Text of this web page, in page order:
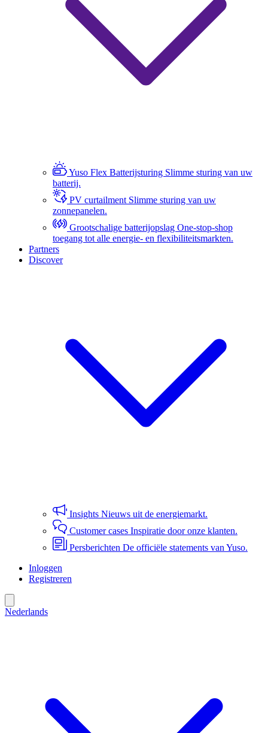
Yuso Flex Batterijsturing Slimme sturing van uw
batterij.
PV curtailment Slimme sturing van uw
zonnepanelen.
Grootschalige batterijopslag One-stop-shop
toegang tot alle energie- en flexibiliteitsmarkten.
Partners
Discover
Insights Nieuws uit de energiemarkt.
Customer cases Inspiratie door onze klanten.
Persberichten De officiële statements van Yuso.
Inloggen
Registreren
Nederlands